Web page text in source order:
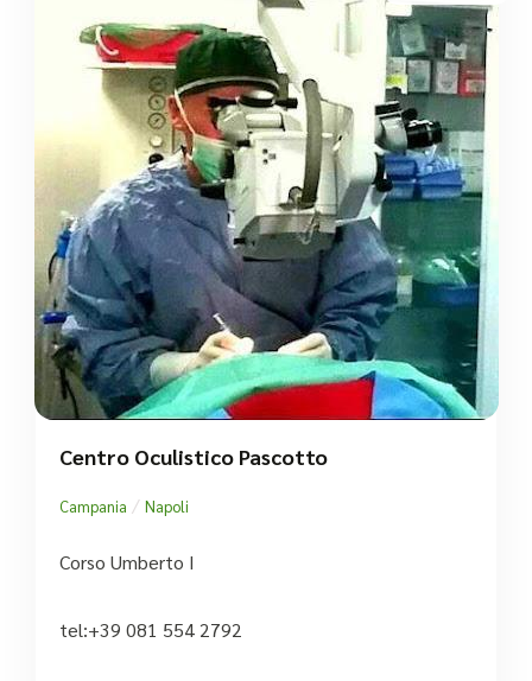
Centro Oculistico Pascotto
Campania / Napoli
Corso Umberto I
tel:+39 081 554 2792